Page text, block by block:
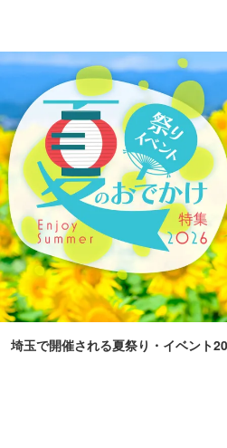
埼玉で開催される夏祭り・イベント